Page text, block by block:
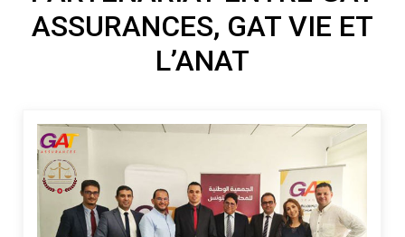
ASSURANCES, GAT VIE ET
L’ANAT